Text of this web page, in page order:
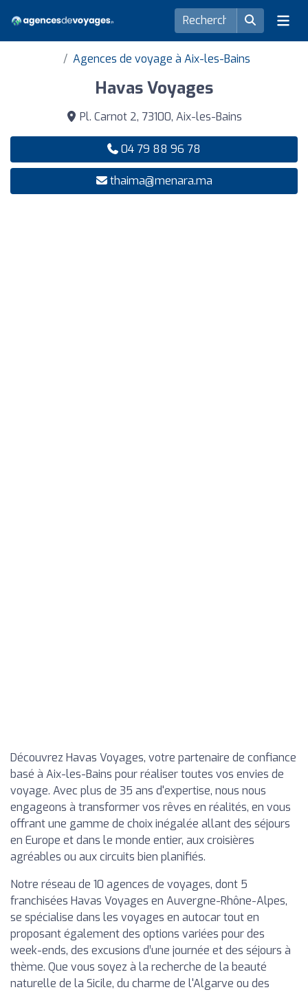
Agences de voyage à Aix-les-Bains
Havas Voyages
Pl. Carnot 2, 73100, Aix-les-Bains
04 79 88 96 78
thaima@menara.ma
Découvrez Havas Voyages, votre partenaire de confiance
basé à Aix-les-Bains pour réaliser toutes vos envies de
voyage. Avec plus de 35 ans d'expertise, nous nous
engageons à transformer vos rêves en réalités, en vous
offrant une gamme de choix inégalée allant des séjours
en Europe et dans le monde entier, aux croisières
agréables ou aux circuits bien planifiés.
Notre réseau de 10 agences de voyages, dont 5
franchisées Havas Voyages en Auvergne-Rhône-Alpes,
se spécialise dans les voyages en autocar tout en
proposant également des options variées pour des
week-ends, des excusions d’une journée et des séjours à
thème. Que vous soyez à la recherche de la beauté
naturelle de la Sicile, du charme de l'Algarve ou des